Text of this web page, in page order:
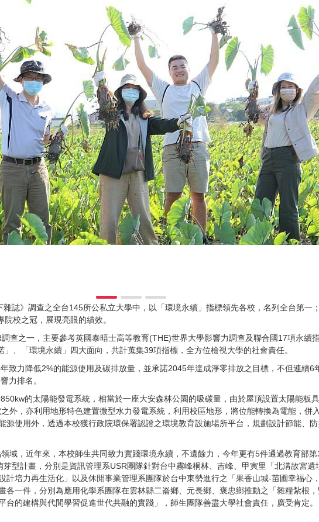
》調查之全台145所公私立大學中，以「環境永續」指標領先各校，名列全台第一
校之冠，展現亮眼的績效。
一，主要參考英國泰晤士高等教育(THE)世界大學影響力調查及聯合國17項永續
、「環境永續」四大面向，共計蒐集39項指標，全方位檢視大學的社會責任。
降低2%的能源使用及碳排放量，並承諾2045年達成淨零排放之目標，不但連續6
力排名。
的太陽能發電系統，相當於一座大安森林公園的吸碳量，由於屋頂設置太陽能板
外，亦利用地形特色建置微型水力發電系統，利用校區地形，將位能轉換為電能，併
源使用外，透過本校獲行政院環保署認證之環境教育設施場所平台，規劃設計節能、
近年來，本校師生共同致力實踐環境永續，不遺餘力，今年更有5件通過教育部
型計畫，分別是資訊管理系USR團隊針對台中霧峰桐林、吉峰、甲寅里「北溝故宮
培力再生活化」以及休閒事業管理系團隊於台中東勢進行之「果香山城-苗圃幸福心
各一件，分別為應用化學系團隊在雲林縣二崙鄉、元長鄉、褒忠鄉推動之「雜糧紮根
的建構與代間學習促進世代共融的實踐」，師生團隊善盡大學社會責任，廣受肯定。